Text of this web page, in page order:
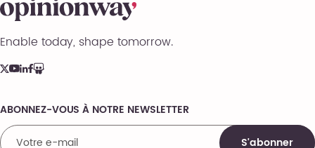
Enable today, shape tomorrow.
Comments
ABONNEZ-VOUS À NOTRE NEWSLETTER
S'abonner